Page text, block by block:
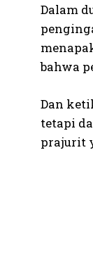
Dalam
bahwa
Dan
tetapi
prajurit